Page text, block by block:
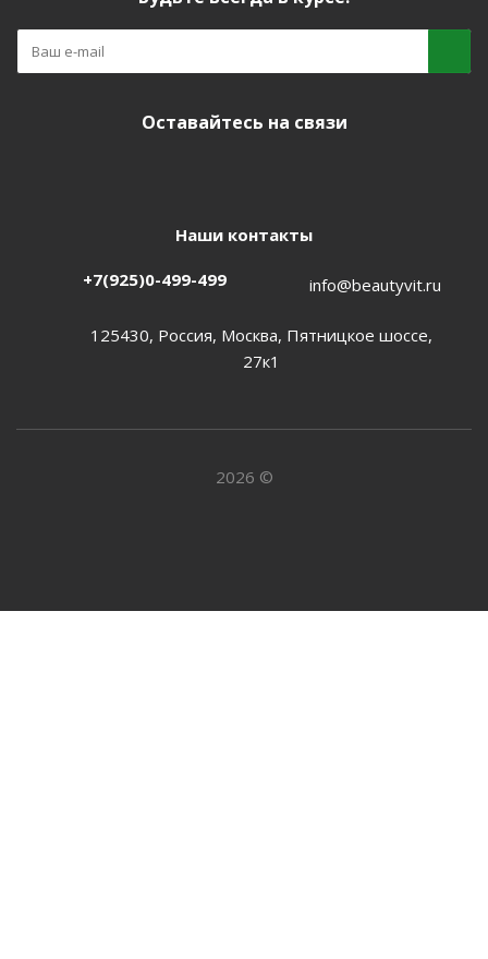
Оставайтесь на связи
Наши контакты
+7(925)0-499-499 info@beautyvit.ru
125430, Россия, Москва, Пятницкое шоссе,
27к1
2026 ©